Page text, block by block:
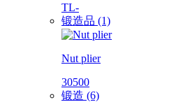
TL-
锻造品 (1)
Nut plier
30500
锻造 (6)